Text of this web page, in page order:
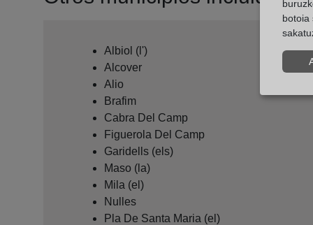
Albiol (l')
Alcover
Alio
Brafim
Cabra Del Camp
Figuerola Del Camp
Garidells (els)
Maso (la)
Mila (el)
Nulles
Pla De Santa Maria (el)
botoia